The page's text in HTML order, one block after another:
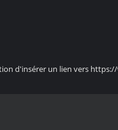
d'insérer un lien vers